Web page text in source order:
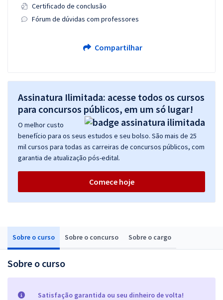
Sobre o curso Sobre o concurso Sobre o cargo
Sobre o curso
Satisfação garantida ou seu dinheiro de volta!
Certificado de conclusão
Fórum de dúvidas com professores
Compartilhar
Assinatura Ilimitada: acesse todos os cursos
para concursos públicos, em um só lugar!
O melhor custo
benefício para os seus estudos e seu bolso. São mais de 25
mil cursos para todas as carreiras de concursos públicos, com
garantia de atualização pós-edital.
Comece hoje